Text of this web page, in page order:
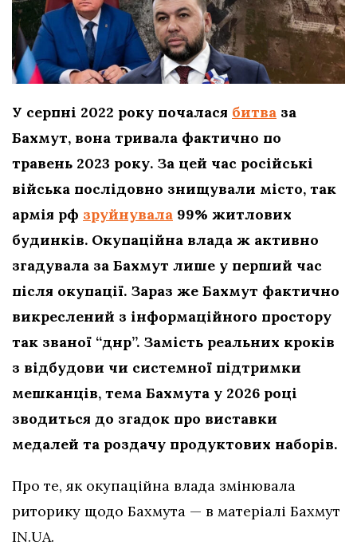
У серпні 2022 року почалася битва за
Бахмут, вона тривала фактично по
травень 2023 року. За цей час російські
війська послідовно знищували місто, так
армія рф зруйнувала 99% житлових
будинків. Окупаційна влада ж активно
згадувала за Бахмут лише у перший час
після окупації. Зараз же Бахмут фактично
викреслений з інформаційного простору
так званої “днр”. Замість реальних кроків
з відбудови чи системної підтримки
мешканців, тема Бахмута у 2026 році
зводиться до згадок про виставки
медалей та роздачу продуктових наборів.
Про те, як окупаційна влада змінювала
риторику щодо Бахмута — в матеріалі Бахмут
IN.UA.